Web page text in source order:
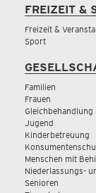
FREIZEIT &
Freizeit &
Sport
Familien
Frauen
Jugend
Kinderbetreuung
Menschen mit
Niederlassungs-
Senioren